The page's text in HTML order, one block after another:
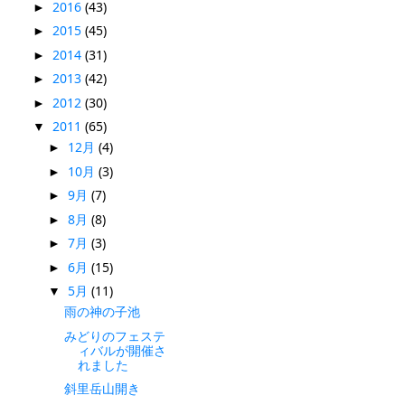
► 2016 (43)
► 2015 (45)
► 2014 (31)
► 2013 (42)
► 2012 (30)
▼ 2011 (65)
► 12月 (4)
► 10月 (3)
► 9月 (7)
► 8月 (8)
► 7月 (3)
► 6月 (15)
▼ 5月 (11)
雨の神の子池
みどりのフェステ
ィバルが開催さ
れました
斜里岳山開き